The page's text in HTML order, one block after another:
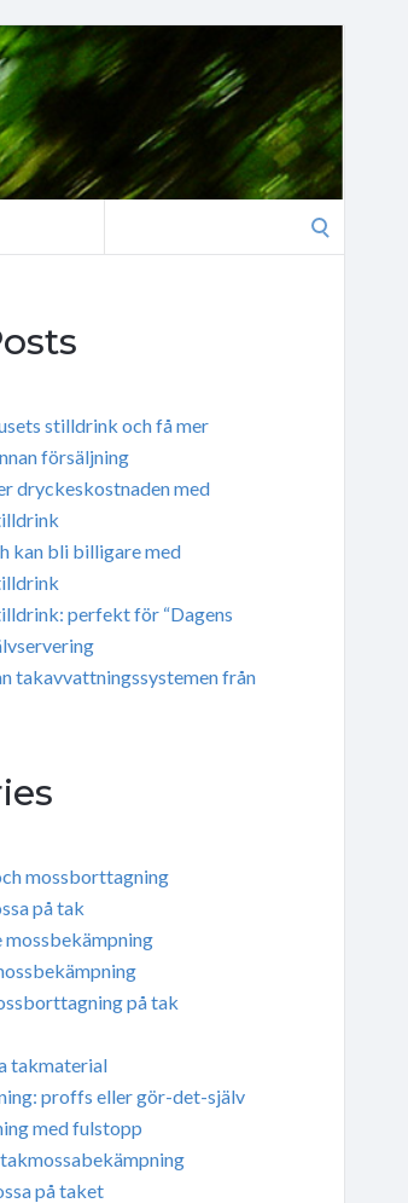
stilldrink och få mer
försäljning
dryckeskostnaden med
kan bli billigare med
perfekt för “Dagens
takavvattningssystemen från
mossborttagning
på tak
mossbekämpning
på tak
takmaterial
proffs eller gör-det-själv
med fulstopp
på taket